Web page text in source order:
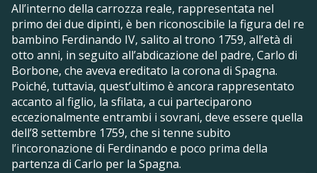
All’interno della carrozza reale, rappresentata nel
primo dei due dipinti, è ben riconoscibile la figura del re
bambino Ferdinando IV, salito al trono 1759, all’età di
otto anni, in seguito all’abdicazione del padre, Carlo di
Borbone, che aveva ereditato la corona di Spagna.
Poiché, tuttavia, quest’ultimo è ancora rappresentato
accanto al figlio, la sfilata, a cui parteciparono
eccezionalmente entrambi i sovrani, deve essere quella
dell’8 settembre 1759, che si tenne subito
l’incoronazione di Ferdinando e poco prima della
partenza di Carlo per la Spagna.